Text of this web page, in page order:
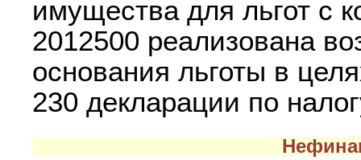
имущества для льгот с
2012500 реализована
основания льготы в
230 декларации по